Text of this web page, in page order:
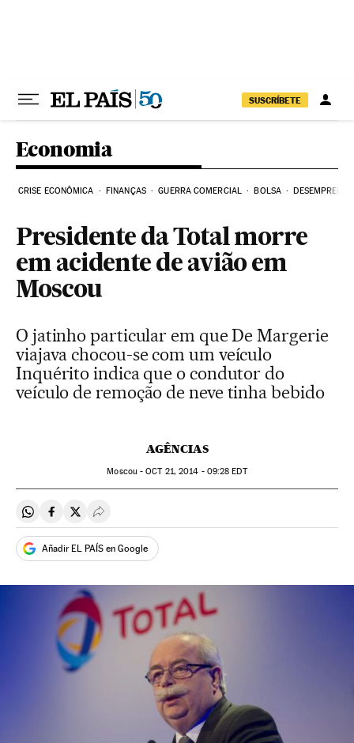
SUSCRÍBETE
Economia
CRISE ECONÔMICA FINANÇAS GUERRA COMERCIAL BOLSA DESEMPREGO
Presidente da Total morre
em acidente de avião em
Moscou
O jatinho particular em que De Margerie
viajava chocou-se com um veículo
Inquérito indica que o condutor do
veículo de remoção de neve tinha bebido
AGÊNCIAS
Moscou -OCT21, 2014 - 09:28 EDT
Compartir en Whatsapp
Compartir en Facebook
Compartir en Twitter
Desplegar Redes Sociales
Añadir EL PAÍS en Google